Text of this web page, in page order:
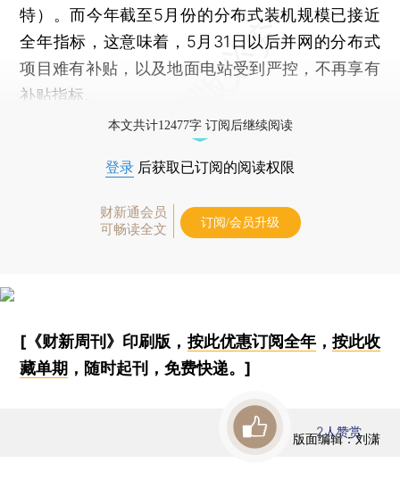
特）。而今年截至5月份的分布式装机规模已接近
全年指标，这意味着，5月31日以后并网的分布式
项目难有补贴，以及地面电站受到严控，不再享有
补贴指标。
本文共计12477字 订阅后继续阅读
登录 后获取已订阅的阅读权限
财新通会员
可畅读全文
订阅/会员升级
[《财新周刊》印刷版， 按此优惠订阅全年， 按此收
藏单期 ，随时起刊，免费快递。]
版面编辑：刘潇
2人赞赏